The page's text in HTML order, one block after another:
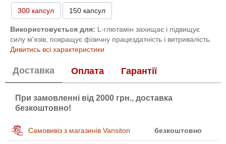
300 капсул 150 капсул
Використовується для: L-глютамін захищає і підвищує
силу м'язів, покращує фізичну працездатність і витривалість.
Дивитись всі характеристики
Доставка Оплата Гарантії
При замовленні від 2000 грн., доставка
безкоштовно!
Самовивіз з магазинів Vansiton безкоштовно